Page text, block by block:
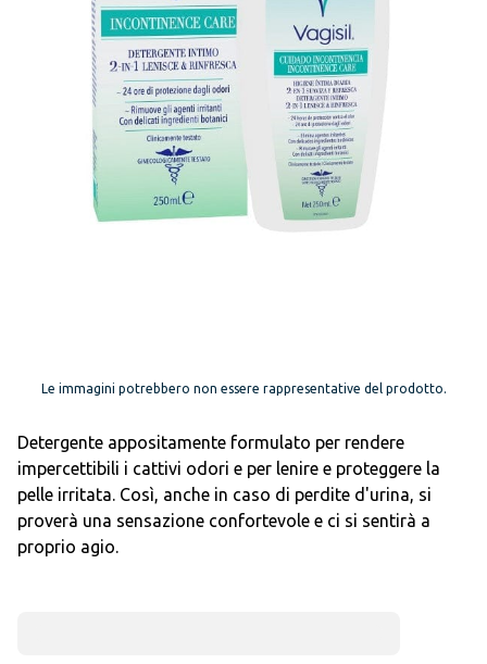
Le immagini potrebbero non essere rappresentative del prodotto.
Detergente appositamente formulato per rendere
impercettibili i cattivi odori e per lenire e proteggere la
pelle irritata. Così, anche in caso di perdite d'urina, si
proverà una sensazione confortevole e ci si sentirà a
proprio agio.